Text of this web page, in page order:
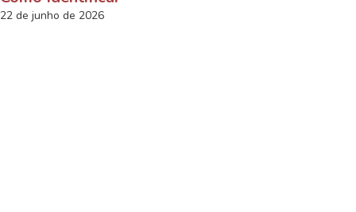
22 de junho de 2026